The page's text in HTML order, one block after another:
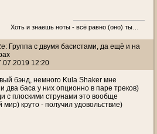
Хоть и знаешь ноты - всё равно (оно) ты…
Группа с двумя басистами, да ещё и на
12:20
бэнд, немного Kula Shaker мне
два баса у них опционно в паре треков)
с плоскими струнами это вообще
мир) круто - получил удовольствие)